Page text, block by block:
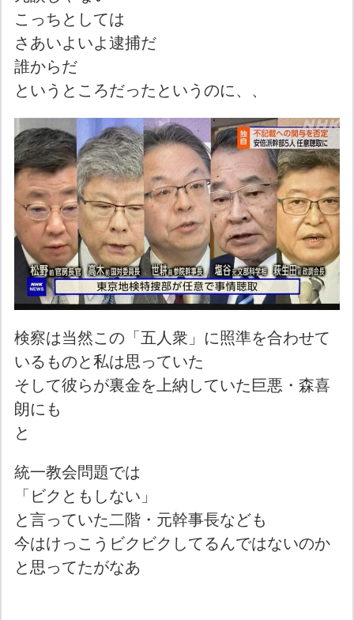
こっちとしては
さあいよいよ逮捕だ
誰からだ
というところだったというのに、、
検察は当然この「五人衆」に照準を合わせて
いるものと私は思っていた
そして彼らが裏金を上納していた巨悪・森喜
朗にも
と
統一教会問題では
「ビクともしない」
と言っていた二階・元幹事長なども
今はけっこうビクビクしてるんではないのか
と思ってたがなあ